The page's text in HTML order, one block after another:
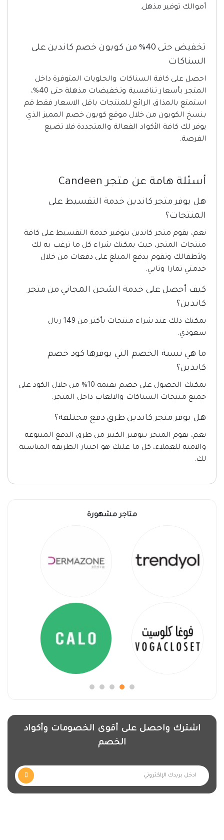
أموالك توفير مذهل.
تخفيض حتى 40% من كوبون خصم كاندين على
السناكات
احصل على كافة السناكات والحلويات المتوفرة داخل
المتجر بأسعار تنافسية وتخفيضات مذهلة حتى 40%،
استمتع بالمذاق الرائع للمنتجات باقل الاسعار فقط قم
بنسخ الكوبون من خلال موقع كوبون خصم المميز الذي
يوفر لك كافة الأكواد الفعالة والمتجددة فلا تضيع
الفرصة.
أسئلة هامة عن متجر Candeen
هل يوفر متجر كاندين خدمة التقسيط على
المنتجات؟
نعم، يقوم متجر كاندين بتوفير خدمة التقسيط على كافة
منتجات المتجر، حيث يمكنك شراء كل ما ترغب به لك
ولأطفالك وتقوم بدفع المبلغ على دفعات من خلال
خدمتي تمارا وتابي.
كيف أحصل على خدمة الشحن المجاني من متجر
كاندين؟
يمكنك ذلك عند شراء منتجات بأكثر من 149 ريال
سعودي.
ما هي نسبة الخصم التي يوفرها كود خصم
كاندين؟
يمكنك الحصول على خصم بقيمة 10% من خلال الكود على
جميع منتجات السناكات والالعاب داخل المتجر.
هل يوفر متجر كاندين طرق دفع مختلفة؟
نعم، يقوم المتجر بتوفير الكثير من طرق الدفع المتنوعة
والآمنة للعملاء، كل ما عليك هو اختيار الطريقة المناسبة
لك.
متاجر مشهورة
اشترك واحصل على أقوى الخصومات وأكواد
الخصم